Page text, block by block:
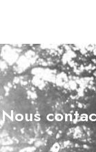
Nous